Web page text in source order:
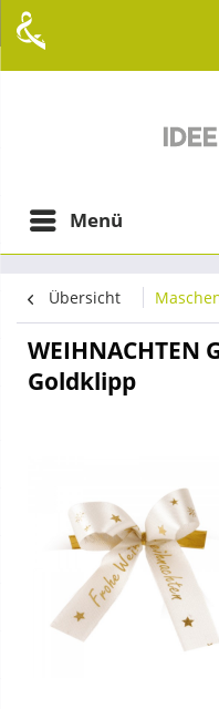
Menü
Übersicht
in Graz
WEIHNACHTEN
Goldklipp